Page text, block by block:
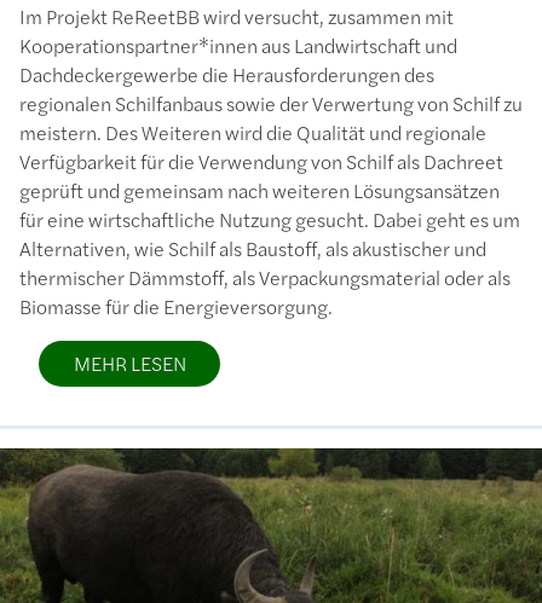
Im Projekt ReReetBB wird versucht, zusammen mit
Kooperationspartner*innen aus Landwirtschaft und
Dachdeckergewerbe die Herausforderungen des
regionalen Schilfanbaus sowie der Verwertung von Schilf zu
meistern. Des Weiteren wird die Qualität und regionale
Verfügbarkeit für die Verwendung von Schilf als Dachreet
geprüft und gemeinsam nach weiteren Lösungsansätzen
für eine wirtschaftliche Nutzung gesucht. Dabei geht es um
Alternativen, wie Schilf als Baustoff, als akustischer und
thermischer Dämmstoff, als Verpackungsmaterial oder als
Biomasse für die Energieversorgung.
MEHR LESEN
Bild